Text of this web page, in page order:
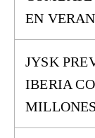
EN
JYSK
IBERIA
MILLONES